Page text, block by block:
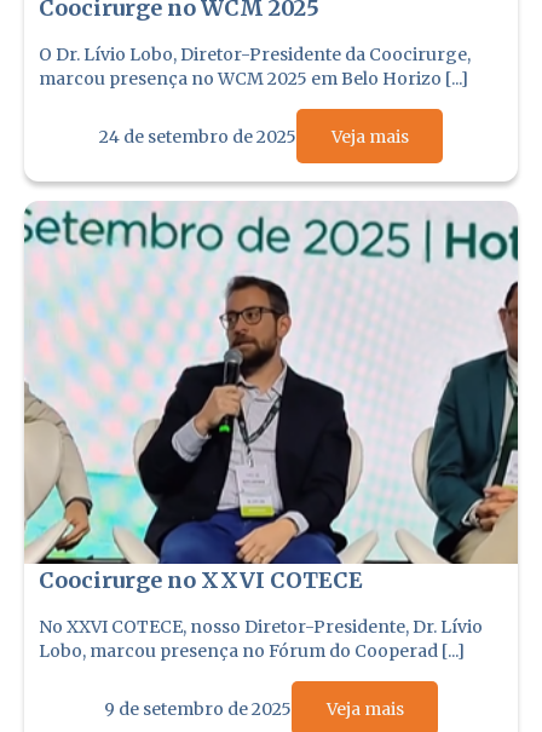
Coocirurge no WCM 2025
O Dr. Lívio Lobo, Diretor-Presidente da Coocirurge,
marcou presença no WCM 2025 em Belo Horizo [...]
24 de setembro de 2025 Veja mais
Coocirurge no XXVI COTECE
No XXVI COTECE, nosso Diretor-Presidente, Dr. Lívio
Lobo, marcou presença no Fórum do Cooperad [...]
9 de setembro de 2025 Veja mais